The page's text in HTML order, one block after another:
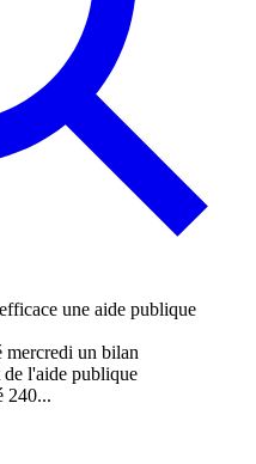
mercredi un bilan
de l'aide publique
240...